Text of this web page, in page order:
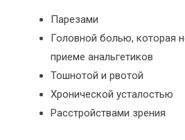
Парезами
Головной болью, которая
приеме анальгетиков
Тошнотой и рвотой
Хронической усталостью
Расстройствами зрения